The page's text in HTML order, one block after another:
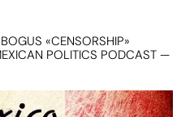
«CENSORSHIP»
POLITICS PODCAST —